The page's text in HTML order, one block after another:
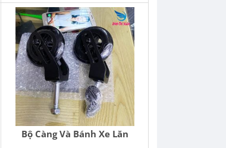
Bộ Càng Và Bánh Xe Lăn